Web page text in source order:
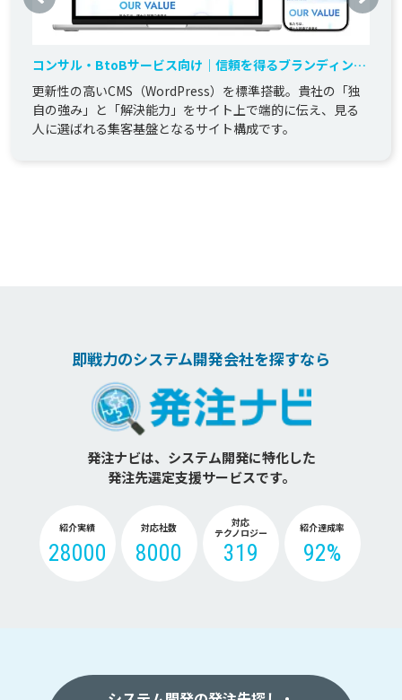
コンサル・BtoBサービス向け｜信頼を得るブランディング
「あんしん定額」コーポレートサイト構築
更新性の高いCMS（WordPress）を標準搭載。貴社の「独
自の強み」と「解決能力」をサイト上で端的に伝え、見る
人に選ばれる集客基盤となるサイト構成です。
即戦力のシステム開発会社を探すなら
発注ナビは、システム開発に特化した
発注先選定支援サービスです。
紹介実績
28000
対応社数
8000
対応
テクノロジー
319
紹介達成率
92%